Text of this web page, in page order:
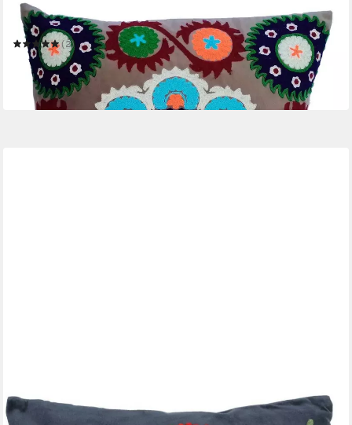
Dekokissen Mandala Kissen Dana 40x40 cm mit Füllung
quadratisch
(2)
9,00 € 24,00 €
-63%
in 3-4 Werktagen bei dir
CASA MORO
Dekokissen Boho Chic Kissen Livia 40x40 Blumen bestickt mit